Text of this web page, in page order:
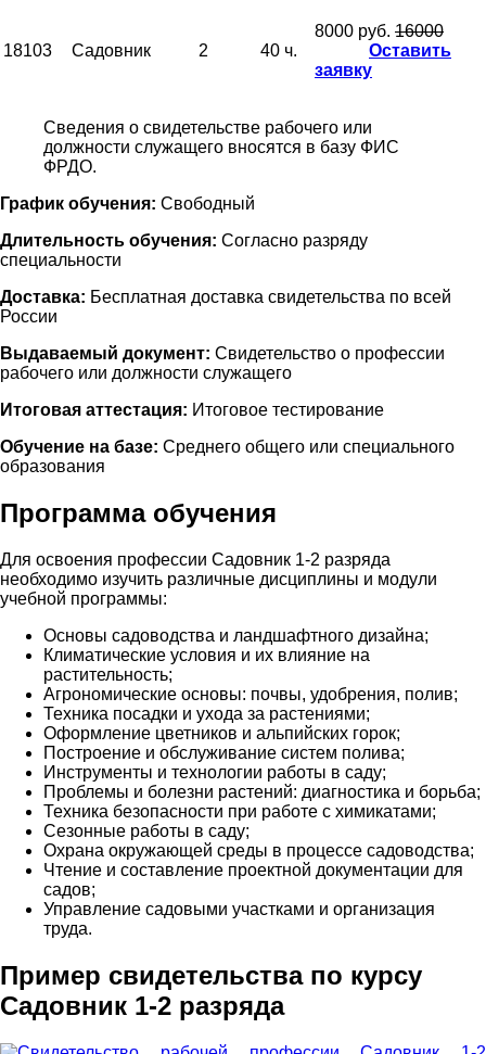
18103 Садовник 2 40 ч.
8000 руб. 16000
Оставить
заявку
Сведения о свидетельстве рабочего или
должности служащего вносятся в базу ФИС
ФРДО.
График обучения: Свободный
Длительность обучения: Согласно разряду
специальности
Доставка: Бесплатная доставка свидетельства по всей
России
Выдаваемый документ: Свидетельство о профессии
рабочего или должности служащего
Итоговая аттестация: Итоговое тестирование
Обучение на базе: Среднего общего или специального
образования
Программа обучения
Для освоения профессии Садовник 1-2 разряда
необходимо изучить различные дисциплины и модули
учебной программы:
Основы садоводства и ландшафтного дизайна;
Климатические условия и их влияние на
растительность;
Агрономические основы: почвы, удобрения, полив;
Техника посадки и ухода за растениями;
Оформление цветников и альпийских горок;
Построение и обслуживание систем полива;
Инструменты и технологии работы в саду;
Проблемы и болезни растений: диагностика и борьба;
Техника безопасности при работе с химикатами;
Сезонные работы в саду;
Охрана окружающей среды в процессе садоводства;
Чтение и составление проектной документации для
садов;
Управление садовыми участками и организация
труда.
Пример свидетельства по курсу
Садовник 1-2 разряда